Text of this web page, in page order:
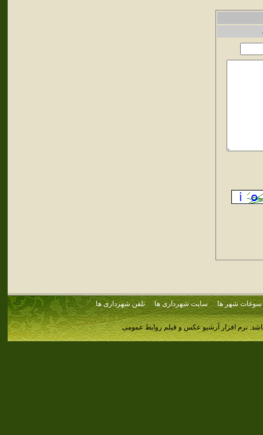
سوغات شهر ها سایت شهرداری ها تلفن شهرداری ها
نرم افزار آرشیو عکس و فیلم روابط عمومی